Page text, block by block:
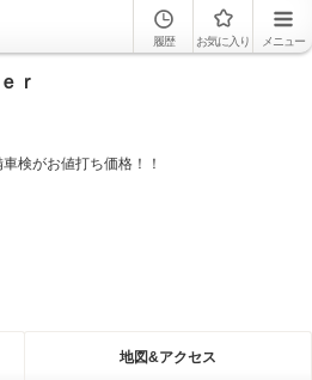
履歴 お気に入り メニュー
ｅｒ
検がお値打ち価格！！
地図&アクセス